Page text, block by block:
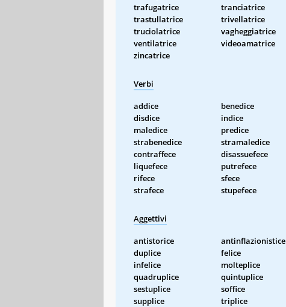
trafugatrice
tranciatrice
trastullatrice
trivellatrice
truciolatrice
vagheggiatrice
ventilatrice
videoamatrice
zincatrice
Verbi
addice benedice
disdice
indice
maledice
predice
strabenedice
stramaledice
contraffece
disassuefece
liquefece
putrefece
rifece
sfece
strafece
stupefece
Aggettivi
antistorice antinflazionistice
duplice
felice
infelice
molteplice
quadruplice
quintuplice
sestuplice
soffice
supplice
triplice